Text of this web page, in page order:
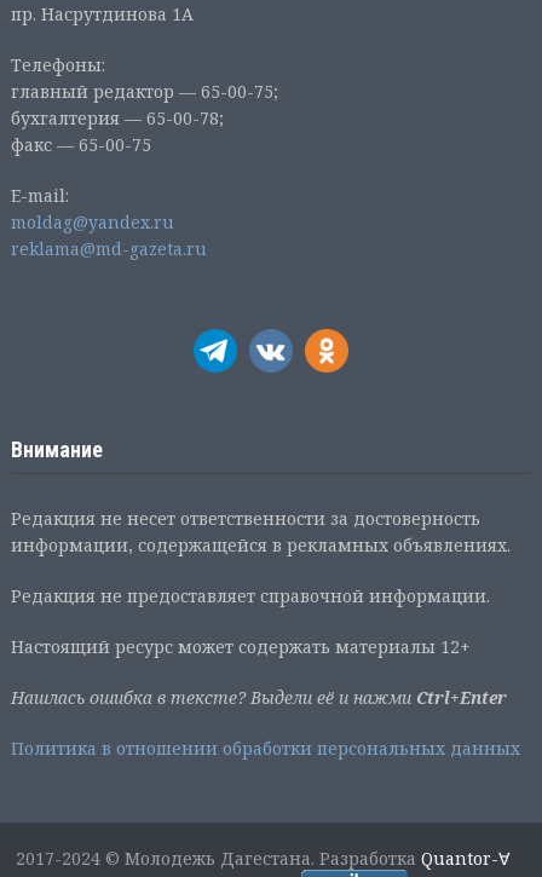
пр. Насрутдинова 1А
Телефоны:
главный редактор — 65-00-75;
бухгалтерия — 65-00-78;
факс — 65-00-75
E-mail:
moldag@yandex.ru
reklama@md-gazeta.ru
Внимание
Редакция не несет ответственности за достоверность
информации, содержащейся в рекламных объявлениях.
Редакция не предоставляет справочной информации.
Настоящий ресурс может содержать материалы 12+
Нашлась ошибка в тексте? Выдели её и нажми Ctrl+Enter
Политика в отношении обработки персональных данных
2017-2024 © Молодежь Дагестана. РазработкаQuantor-∀